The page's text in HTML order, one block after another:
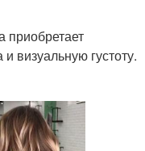
приобретает
визуальную густоту.